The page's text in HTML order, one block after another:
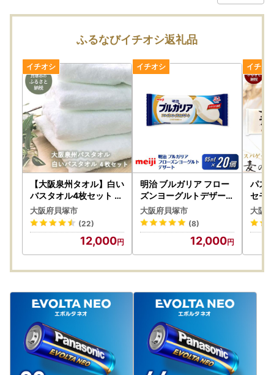
貝塚市では返礼品（お礼の品）と寄附受領証明書(ワンスト
ップ特例申請書含む)は
別々の発送となります。
また、返礼品は提供事業者からの直送となりますので
複数の返礼品をお申込みの場合は、到着日が別々になること
があります。
※タオルや水なすの返礼品提供事業者は複数あります。
---------------------------------------------------------------
----
★ワンストップ特例制度について
【ワンストップ特例申請書の送付先】
〒683-0812
鳥取県米子市角盤町１-27-２ グッドブレスガーデン ４Ｆ
貝塚市 ふるさと納税業務受託業者（株式会社エッグ）宛
【重要 ワンストップ特例申請在中】
ふるなびイチオシ返礼品
【大阪泉州タオル】白い
バスタオル4枚セット バ
スタオル
大阪府貝塚市
(22)
12,000
明治 ブルガリア フロー
ズンヨーグルトデザート
85ml×20個
大阪府貝塚市
(8)
12,000
パス
セモ
ティ
タ麺
大阪